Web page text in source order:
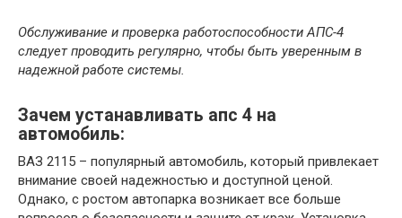
Обслуживание и проверка работоспособности АПС-4
следует проводить регулярно, чтобы быть уверенным в
надежной работе системы.
Зачем устанавливать апс 4 на
автомобиль:
ВАЗ 2115 – популярный автомобиль, который привлекает
внимание своей надежностью и доступной ценой.
Однако, с ростом автопарка возникает все больше